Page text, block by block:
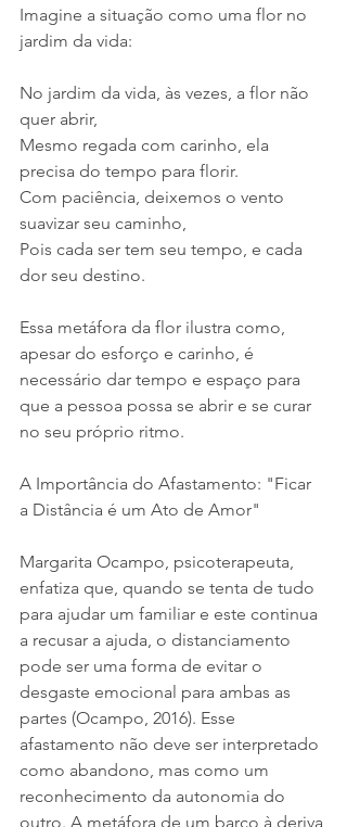
Imagine a situação como uma flor no
jardim da vida:
No jardim da vida, às vezes, a flor não
quer abrir,
Mesmo regada com carinho, ela
precisa do tempo para florir.
Com paciência, deixemos o vento
suavizar seu caminho,
Pois cada ser tem seu tempo, e cada
dor seu destino.
Essa metáfora da flor ilustra como,
apesar do esforço e carinho, é
necessário dar tempo e espaço para
que a pessoa possa se abrir e se curar
no seu próprio ritmo.
A Importância do Afastamento: "Ficar
a Distância é um Ato de Amor"
Margarita Ocampo, psicoterapeuta,
enfatiza que, quando se tenta de tudo
para ajudar um familiar e este continua
a recusar a ajuda, o distanciamento
pode ser uma forma de evitar o
desgaste emocional para ambas as
partes (Ocampo, 2016). Esse
afastamento não deve ser interpretado
como abandono, mas como um
reconhecimento da autonomia do
outro. A metáfora de um barco à deriva